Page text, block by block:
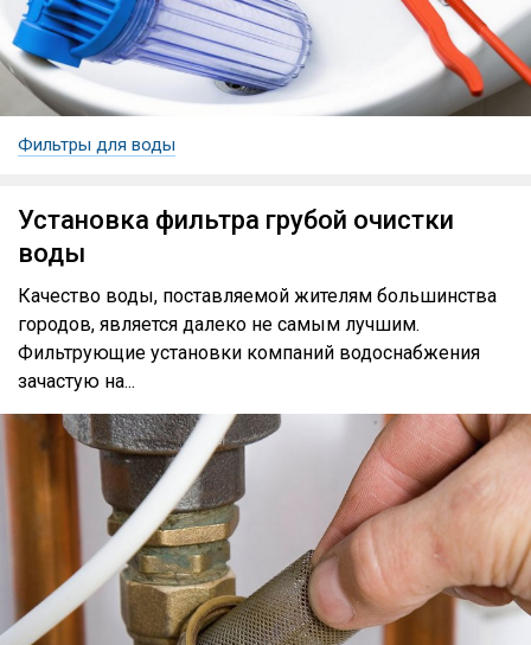
Фильтры для воды
Установка фильтра грубой очистки
воды
Качество воды, поставляемой жителям большинства
городов, является далеко не самым лучшим.
Фильтрующие установки компаний водоснабжения
зачастую на...